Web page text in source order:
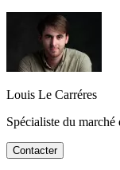
Louis Le Carréres
Spécialiste du marché
Contacter